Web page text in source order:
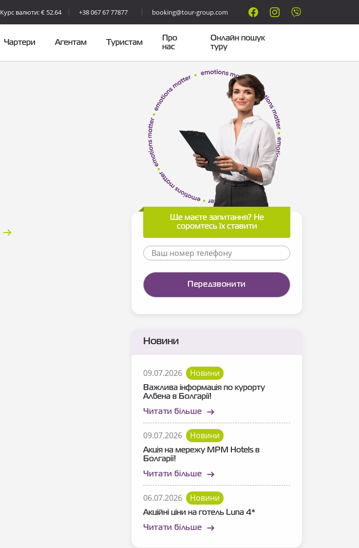
Курс валюти: € 52.64 +38 067 67 77877 booking@tour-group.com
Чартери Агентам Туристам
Про
нас
Онлайн пошук
туру
Ще маєте запитання? Не
соромтесь їх ставити
Новини
09.07.2026 Новини
Важлива інформація по курорту
Албена в Болгарії!
Читати більше
09.07.2026 Новини
Акція на мережу MPM Hotels в
Болгарії!
Читати більше
06.07.2026 Новини
Акційні ціни на готель Luna 4*
Читати більше